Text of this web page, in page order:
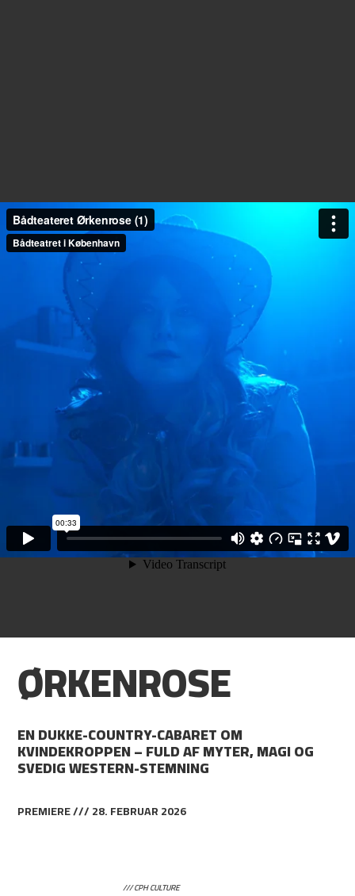
ØRKENROSE
EN DUKKE-COUNTRY-CABARET OM
KVINDEKROPPEN – FULD AF MYTER, MAGI OG
SVEDIG WESTERN-STEMNING
PREMIERE /// 28. FEBRUAR 2026
/// CPH CULTURE